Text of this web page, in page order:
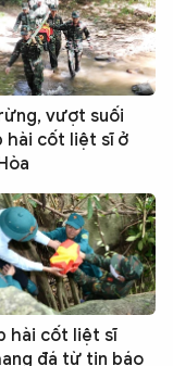
vượt suối
hài cốt liệt sĩ ở
hài cốt liệt sĩ
đá từ tin báo